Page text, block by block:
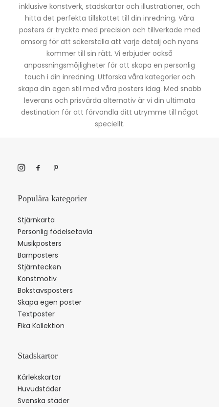
inklusive konstverk, stadskartor och illustrationer, och
hitta det perfekta tillskottet till din inredning. Våra
posters är tryckta med precision och tillverkade med
omsorg för att säkerställa att varje detalj och nyans
kommer till sin rätt. Vi erbjuder också
anpassningsmöjligheter för att skapa en personlig
touch i din inredning. Utforska våra kategorier och
skapa din egen stil med våra posters idag. Med snabb
leverans och prisvärda alternativ är vi din ultimata
destination för att förvandla ditt utrymme till något
speciellt.
Populära kategorier
Stjärnkarta
Personlig födelsetavla
Musikposters
Barnposters
Stjärntecken
Konstmotiv
Bokstavsposters
Skapa egen poster
Textposter
Fika Kollektion
Stadskartor
Kärlekskartor
Huvudstäder
Svenska städer